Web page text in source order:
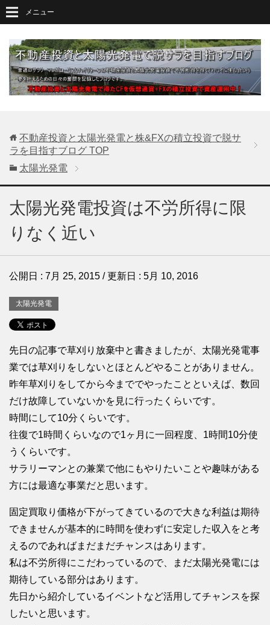
メニュー
不動産投資と太陽光発電と株&FXの積立投資で脱サ
ラを目指すブログ TOP
太陽光発電
太陽光発電投資は不労所得に限
りなく近い
公開日 : 7月 25, 2015 / 更新日 : 5月 10, 2016
太陽光発電
先日の記事で草刈り放棄中と書きましたが、太陽光発電事
業では草刈りをしないとほとんどやることがありません。
昨年草刈りをしてから今まででやったことといえば、数回
だけ故障していないかを見に行ったくらいです。
時間にして10分くらいです。
往復で1時間くらいなので1ヶ月に一回程度、1時間10分使
うくらいです。
サラリーマンとの兼業で他にもやりたいことや趣味がある
方には最適な事業だと思います。
固定買取り価格が下がってきているので大きな利益は期待
できませんが基本的に時間を使わずに安定した収入をと考
えるのであればまだまだチャンスはあります。
私は不労所得にこだわっているので、まだ太陽光発電には
期待している部分はあります。
先日から紹介しているイベントなど活用してチャンスを探
したいと思います。